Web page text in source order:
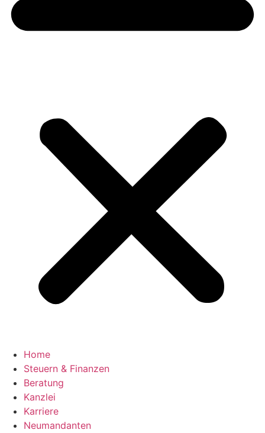
Home
Steuern & Finanzen
Beratung
Kanzlei
Karriere
Neumandanten